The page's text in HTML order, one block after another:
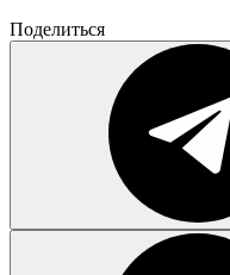
Поделиться